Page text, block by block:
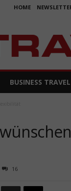
HOME
BUSINESS TRAVEL
16